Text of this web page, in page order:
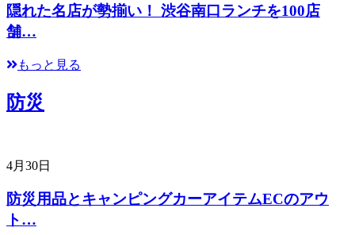
隠れた名店が勢揃い！ 渋谷南口ランチを100店
舗…
もっと見る
防災
4月30日
防災用品とキャンピングカーアイテムECのアウ
ト…